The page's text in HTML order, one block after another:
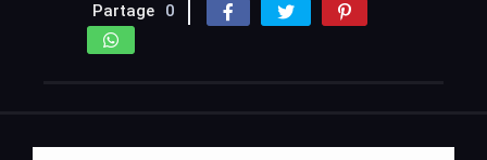
Partage 0